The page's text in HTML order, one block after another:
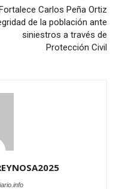
Carlos Peña Ortiz
de la población ante
siniestros a través de
Protección Civil